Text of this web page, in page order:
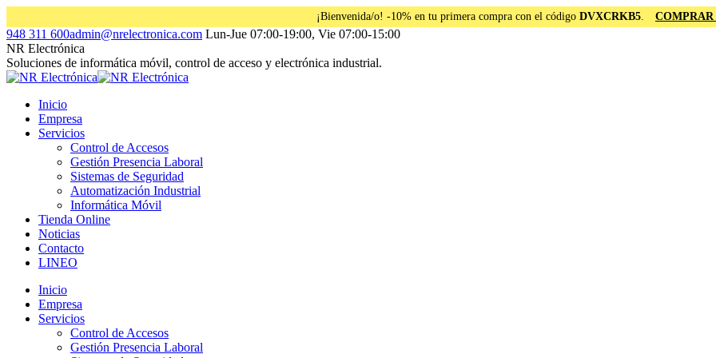
¡Bienvenida/o! -10% en tu primera compra con el código DVXCRKB5.
Saltar
al
contenido
Facebook
page
opens
in
window
Instagram
page
opens
in
window
Linkedin
page
opens
in
window
948 311 600admin@nrelectronica.com Lun-Jue 07:00-19:00, Vie 07:00-15:00
NR Electrónica
Soluciones de informática móvil, control de acceso y electrónica industrial.
Inicio
Empresa
Servicios
Control de Accesos
Gestión Presencia Laboral
Sistemas de Seguridad
Automatización Industrial
Informática Móvil
Tienda Online
Noticias
Contacto
LINEO
Inicio
Empresa
Servicios
Control de Accesos
Gestión Presencia Laboral